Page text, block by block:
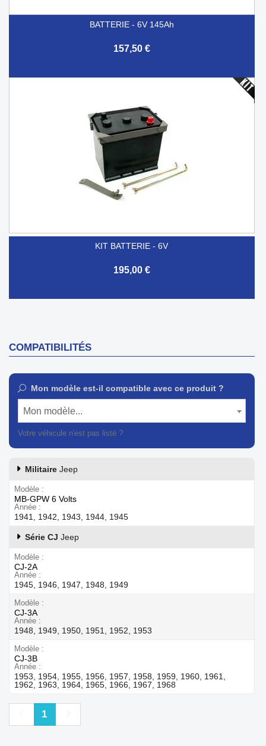
BATTERIE - 6V 145Ah
157,50 €
KIT BATTERIE - 6V
195,00 €
COMPATIBILITÉS
Mon modèle est-il compatible avec ce produit ?
Mon modèle...
Votre véhicule n'est pas listé ?
Militaire Jeep
Modèle
MB-GPW 6 Volts
Année
1941, 1942, 1943, 1944, 1945
Série CJ Jeep
Modèle
CJ-2A
Année
1945, 1946, 1947, 1948, 1949
Modèle
CJ-3A
Année
1948, 1949, 1950, 1951, 1952, 1953
Modèle
CJ-3B
Année
1953, 1954, 1955, 1956, 1957, 1958, 1959, 1960, 1961,
1962, 1963, 1964, 1965, 1966, 1967, 1968
Précédent
1